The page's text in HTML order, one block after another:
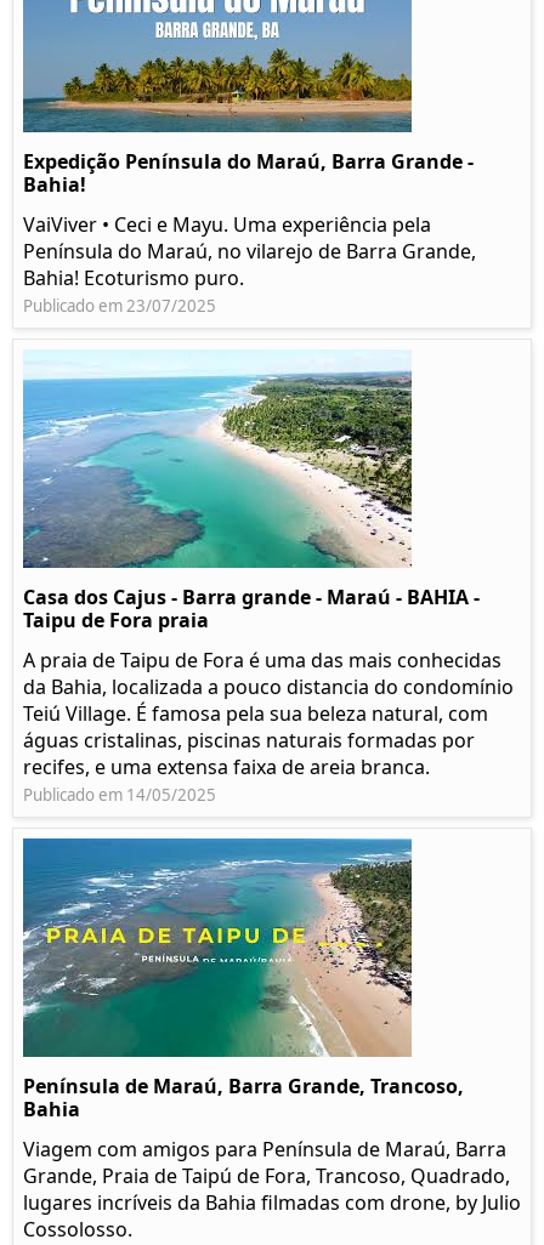
Expedição Península do Maraú, Barra Grande -
Bahia!
VaiViver • Ceci e Mayu. Uma experiência pela
Península do Maraú, no vilarejo de Barra Grande,
Bahia! Ecoturismo puro.
Publicado em 23/07/2025
Casa dos Cajus - Barra grande - Maraú - BAHIA -
Taipu de Fora praia
A praia de Taipu de Fora é uma das mais conhecidas
da Bahia, localizada a pouco distancia do condomínio
Teiú Village. É famosa pela sua beleza natural, com
águas cristalinas, piscinas naturais formadas por
recifes, e uma extensa faixa de areia branca.
Publicado em 14/05/2025
Península de Maraú, Barra Grande, Trancoso,
Bahia
Viagem com amigos para Península de Maraú, Barra
Grande, Praia de Taipú de Fora, Trancoso, Quadrado,
lugares incríveis da Bahia filmadas com drone, by Julio
Cossolosso.